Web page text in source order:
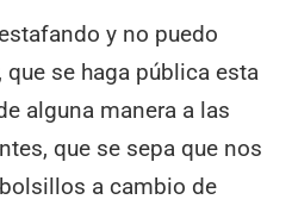
y no puedo
que se haga pública esta
alguna manera a las
que se sepa que nos
a cambio de